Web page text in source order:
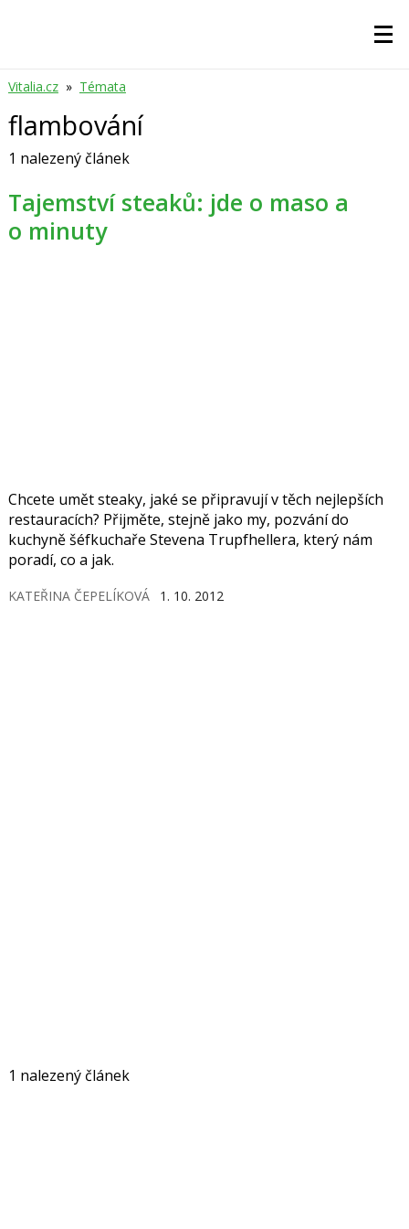
Vitalia.cz » Témata
flambování
1 nalezený článek
Tajemství steaků: jde o maso a
o minuty
Chcete umět steaky, jaké se připravují v těch nejlepších
restauracích? Přijměte, stejně jako my, pozvání do
kuchyně šéfkuchaře Stevena Trupfhellera, který nám
poradí, co a jak.
KATEŘINA ČEPELÍKOVÁ 1. 10. 2012
1 nalezený článek